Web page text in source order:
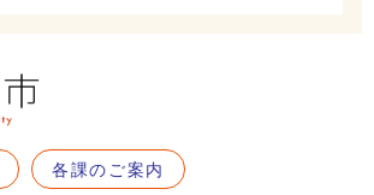
各課のご案内